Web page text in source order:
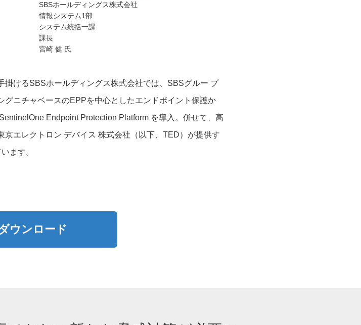
SBSホールディングス株式会社
情報システム1部
システム統括一課
課長
宮崎 健 氏
けるSBSホールディングス株式会社では、SBSグルー プ
ニチャベースのEPPを中心としたエンドポイント保護か
Endpoint Protection Platform を導入。併せて、高
エレクトロン デバイス 株式会社（以下、TED）が提供す
ます。
ウンロード